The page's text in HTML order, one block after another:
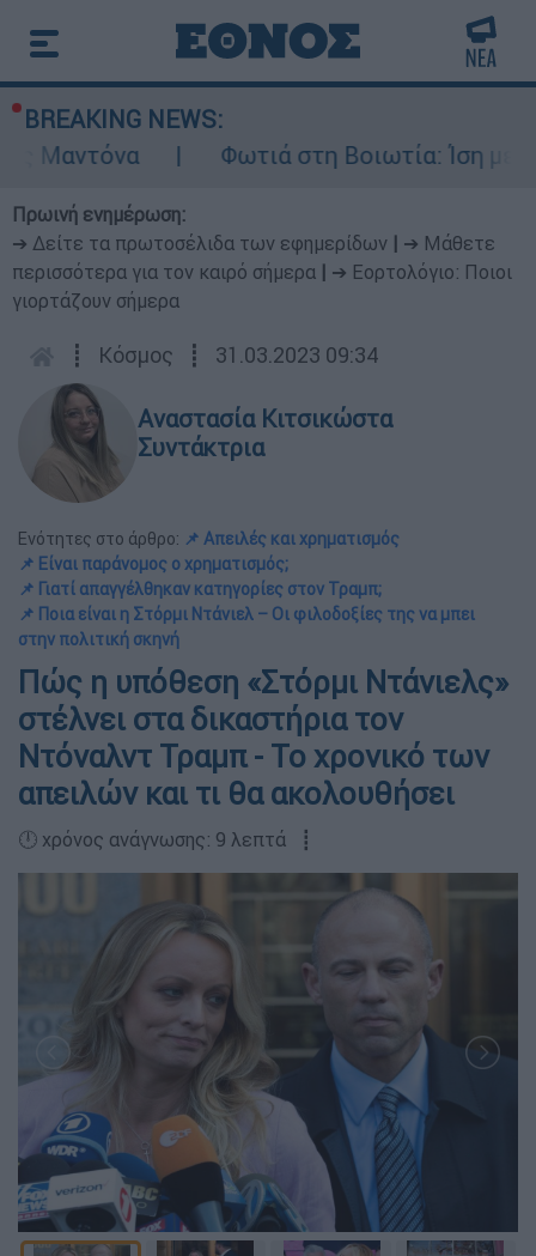
BREAKING NEWS:
Φωτιά στη Βοιωτία: Ίση με έξι
Πρωινή ενημέρωση:
➔ Δείτε τα πρωτοσέλιδα των εφημερίδων
➔ Μάθετε
περισσότερα για τον καιρό σήμερα
➔ Εορτολόγιο: Ποιοι
γιορτάζουν σήμερα
┋ Κόσμος ┋ 31.03.2023 09:34
Αναστασία Κιτσικώστα
Συντάκτρια
Ενότητες στο άρθρο: 📌 Απειλές και χρηματισμός
📌 Είναι παράνομος ο χρηματισμός;
📌 Γιατί απαγγέλθηκαν κατηγορίες στον Τραμπ;
📌 Ποια είναι η Στόρμι Ντάνιελ – Οι φιλοδοξίες της να μπει
στην πολιτική σκηνή
Πώς η υπόθεση «Στόρμι Ντάνιελς»
στέλνει στα δικαστήρια τον
Ντόναλντ Τραμπ - Το χρονικό των
απειλών και τι θα ακολουθήσει
🕛 χρόνος ανάγνωσης: 9 λεπτά ┋